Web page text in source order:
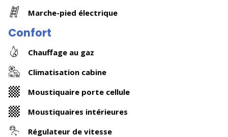
Marche-pied électrique
Confort
Chauffage au gaz
Climatisation cabine
Moustiquaire porte cellule
Moustiquaires intérieures
Régulateur de vitesse